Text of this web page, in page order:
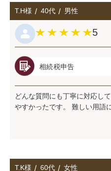
T.H様 40代 男性
5
相続税申告
どんな質問にも丁寧に対応し
やすかったです。 難しい⽤語
T.K様 60代 女性